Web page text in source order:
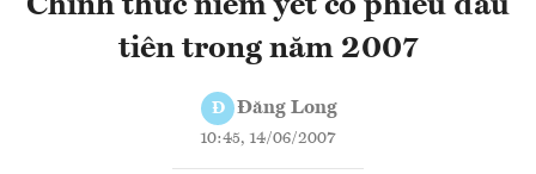
tiên trong năm 2007
Đ Đăng Long
10:45, 14/06/2007